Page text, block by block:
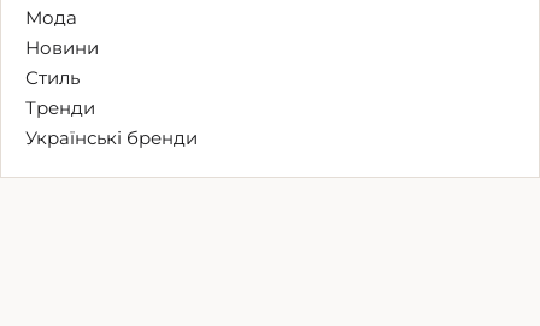
Мода
Новини
Стиль
Тренди
Українські бренди